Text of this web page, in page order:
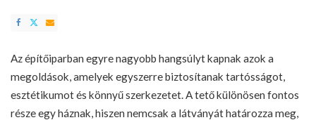
Az építőiparban egyre nagyobb hangsúlyt kapnak azok a
megoldások, amelyek egyszerre biztosítanak tartósságot,
esztétikumot és könnyű szerkezetet. A tető különösen fontos
része egy háznak, hiszen nemcsak a látványát határozza meg,